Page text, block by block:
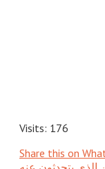
Visits: 176
Share this on